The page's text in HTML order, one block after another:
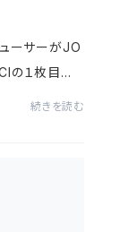
ーサーがJO
の１枚目は
続きを読む